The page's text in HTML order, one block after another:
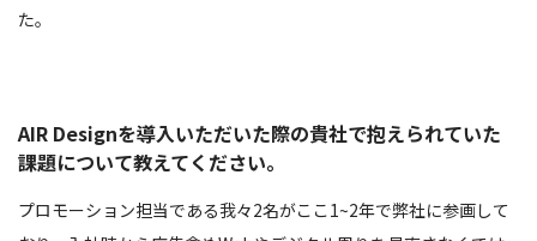
た。
AIR Designを導入いただいた際の貴社で抱えられていた
課題について教えてください。
プロモーション担当である我々2名がここ1~2年で弊社に参画して